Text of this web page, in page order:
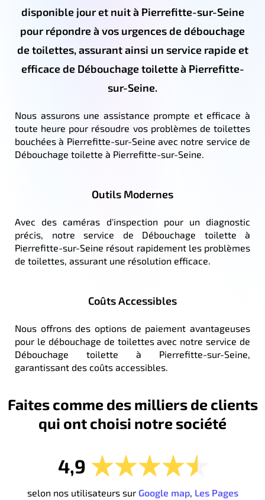
disponible jour et nuit à Pierrefitte-sur-Seine
pour répondre à vos urgences de débouchage
de toilettes, assurant ainsi un service rapide et
efficace de Débouchage toilette à Pierrefitte-
sur-Seine.
Nous assurons une assistance prompte et efficace à
toute heure pour résoudre vos problèmes de toilettes
bouchées à Pierrefitte-sur-Seine avec notre service de
Débouchage toilette à Pierrefitte-sur-Seine.
Outils Modernes
Avec des caméras d'inspection pour un diagnostic
précis, notre service de Débouchage toilette à
Pierrefitte-sur-Seine résout rapidement les problèmes
de toilettes, assurant une résolution efficace.
Coûts Accessibles
Nous offrons des options de paiement avantageuses
pour le débouchage de toilettes avec notre service de
Débouchage toilette à Pierrefitte-sur-Seine,
garantissant des coûts accessibles.
Faites comme des milliers de clients
qui ont choisi notre société
4,9
selon nos utilisateurs sur Google map, Les Pages